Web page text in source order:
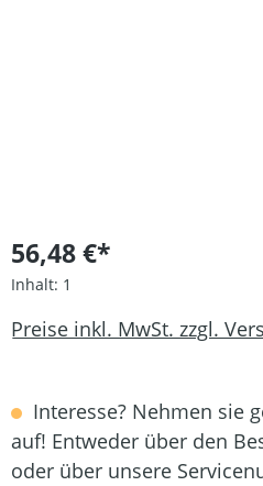
56,48 €*
Inhalt: 1
Preise inkl. MwSt. zzgl.
Interesse? Nehmen sie
auf! Entweder über den
oder über unsere